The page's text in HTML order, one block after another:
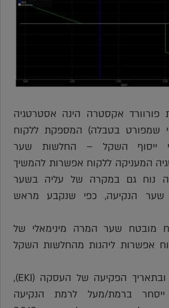
אקסטרה הינה אסטרטגיה
שמפורט בטבלה) המספקת ללקוח
ייסוף השקל – החלשות שער
המעניקה ללקוח אפשרות להמשיך
נוח גם במקרה של עליה בשער
הנקיעה, כפי שנקבע מראש
מובטח שער המרה מינימאלי של
ללקוח אפשרות ליהנות מהחלשות השקל
• הסיכון – במידה ובתאריך הפקיעה של העסקה (EKI),
ברמת/מעל לרמת הנקיעה